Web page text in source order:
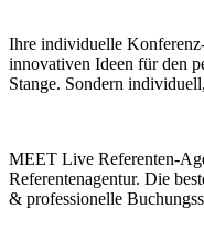
Ihre individuelle
innovativen Ideen für den
Stange. Sondern
MEET Live Referenten-
Referentenagentur. Die
& professionelle